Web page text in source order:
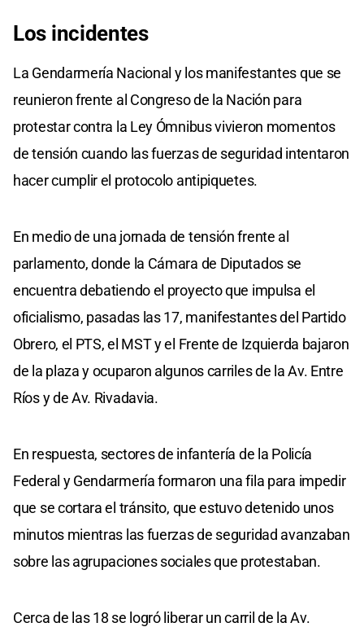
Los incidentes
La Gendarmería Nacional y los manifestantes que se
reunieron frente al Congreso de la Nación para
protestar contra la Ley Ómnibus vivieron momentos
de tensión cuando las fuerzas de seguridad intentaron
hacer cumplir el protocolo antipiquetes.
En medio de una jornada de tensión frente al
parlamento, donde la Cámara de Diputados se
encuentra debatiendo el proyecto que impulsa el
oficialismo, pasadas las 17, manifestantes del Partido
Obrero, el PTS, el MST y el Frente de Izquierda bajaron
de la plaza y ocuparon algunos carriles de la Av. Entre
Ríos y de Av. Rivadavia.
En respuesta, sectores de infantería de la Policía
Federal y Gendarmería formaron una fila para impedir
que se cortara el tránsito, que estuvo detenido unos
minutos mientras las fuerzas de seguridad avanzaban
sobre las agrupaciones sociales que protestaban.
Cerca de las 18 se logró liberar un carril de la Av.